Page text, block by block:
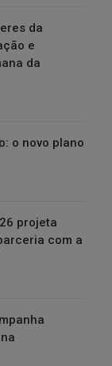
da
e
da
o novo plano
projeta
com a